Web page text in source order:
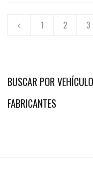
1 2 3
BUSCAR POR VEHÍCULO
FABRICANTES